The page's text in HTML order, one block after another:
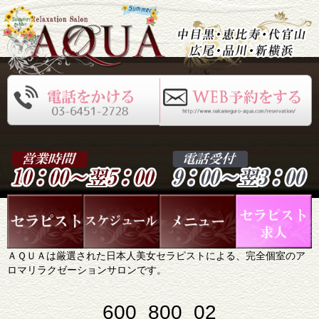
ＡＱＵＡは厳選された日本人美女セラピストによる、完全個室のア
ロマリラクゼーションサロンです。
600_800_02